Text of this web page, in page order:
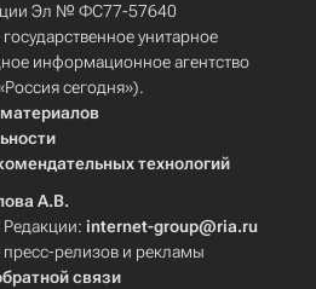
Эл № ФС77-57640
унитарное
информационное агентство
сегодня»).
технологий
А.В.
internet-group@ria.ru
релизов и рекламы
связи